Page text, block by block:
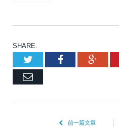
SHARE.
TwitterFacebook
Email
前一篇文章